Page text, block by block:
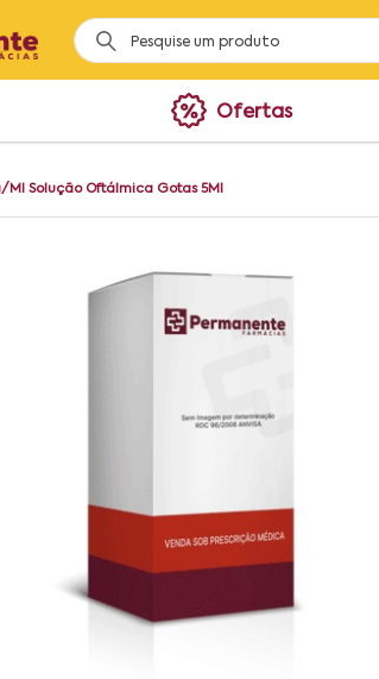
Ofertas
Ml Solução Oftálmica Gotas 5Ml